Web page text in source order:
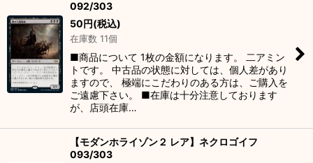
092/303
50円(税込)
在庫数 11個
■商品について 1枚の金額になります。 二アミン
トです。 中古品の状態に対しては、個人差があり
ますので、 極端にこだわりのある方は、ご購入を
ご遠慮下さい。 ■在庫は十分注意しております
が、店頭在庫…
【モダンホライゾン２ レア】ネクロゴイフ
093/303